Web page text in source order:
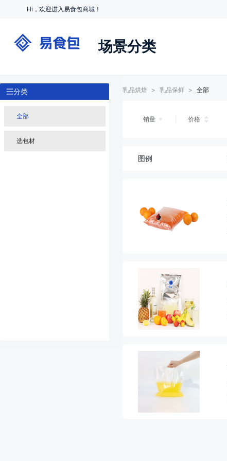
Hi，欢迎进入易食包商城！
场景分类
分类
全部
选包材
乳品烘焙 > 乳品保鲜 > 全部
销量 价格
图例